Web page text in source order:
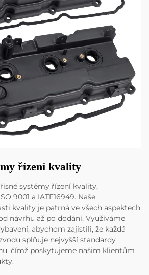
řízení kvality
systémy řízení kvality,
9001 a IATF16949. Naše
kvality je patrná ve všech aspektech
návrhu až po dodání. Využíváme
abychom zajistili, že každá
splňuje nejvyšší standardy
čímž poskytujeme našim klientům